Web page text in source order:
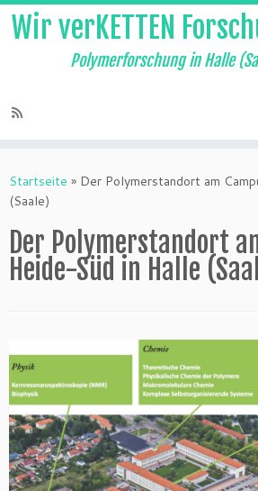
Inhalt
springen
Wir verKETTEN
Polymerforschung in Halle
Startseite » Der Polymerstandort am
(Saale)
Der Polymerstandort
Heide-Süd in Halle